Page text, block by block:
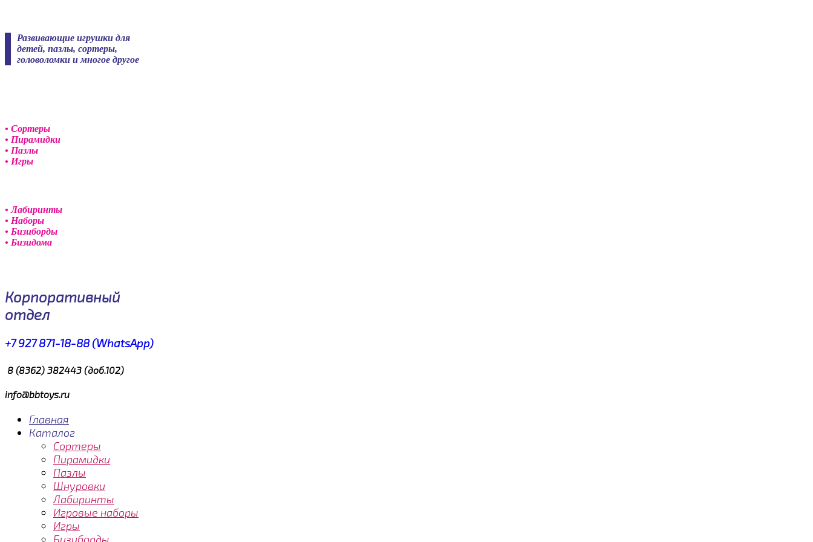
content
Развивающие игрушки для
детей, пазлы, сортеры,
головоломки и многое другое
• Сортеры
• Пирамидки
• Пазлы
• Игры
• Лабиринты
• Наборы
• Бизиборды
• Бизидома
Корпоративный
отдел
+7 927 871-18-88 (WhatsApp)
8 (8362) 382443 (доб.102)
info@bbtoys.ru
Главная
Каталог
Сортеры
Пирамидки
Пазлы
Шнуровки
Лабиринты
Игровые наборы
Игры
Бизиборды